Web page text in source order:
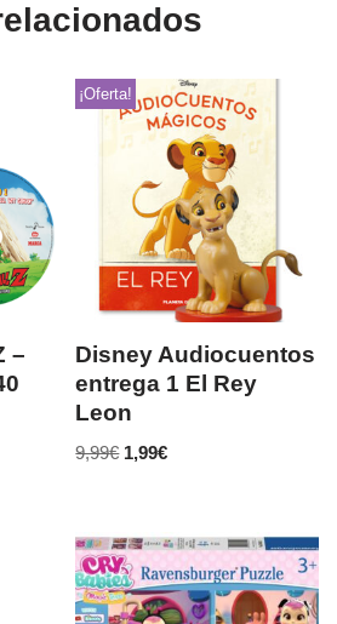
–
¡Oferta!
Disney Audiocuentos
entrega 1 El Rey
Leon
9,99€ 1,99€